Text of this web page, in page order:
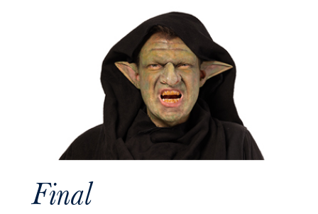
Final